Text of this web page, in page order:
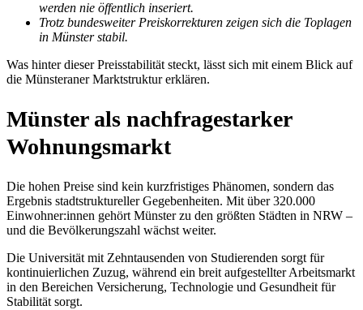
werden nie öffentlich inseriert.
Trotz bundesweiter Preiskorrekturen zeigen sich die Toplagen
in Münster stabil.
Was hinter dieser Preisstabilität steckt, lässt sich mit einem Blick auf
die Münsteraner Marktstruktur erklären.
Münster als nachfragestarker
Wohnungsmarkt
Die hohen Preise sind kein kurzfristiges Phänomen, sondern das
Ergebnis stadtstruktureller Gegebenheiten. Mit über 320.000
Einwohner:innen gehört Münster zu den größten Städten in NRW –
und die Bevölkerungszahl wächst weiter.
Die Universität mit Zehntausenden von Studierenden sorgt für
kontinuierlichen Zuzug, während ein breit aufgestellter Arbeitsmarkt
in den Bereichen Versicherung, Technologie und Gesundheit für
Stabilität sorgt.